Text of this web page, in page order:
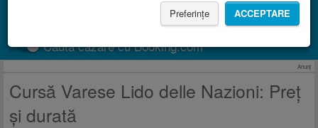
Preferințe ACCEPTARE
CAUTĂ CURSĂ
Caută cazare cu Booking.com
Anunţ
Cursă Varese Lido delle Nazioni: Preţ
și durată